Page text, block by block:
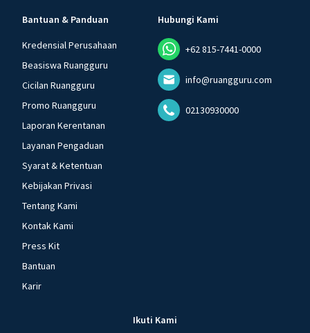
Bantuan & Panduan
Kredensial Perusahaan
Beasiswa Ruangguru
Cicilan Ruangguru
Promo Ruangguru
Laporan Kerentanan
Layanan Pengaduan
Syarat & Ketentuan
Kebijakan Privasi
Tentang Kami
Kontak Kami
Press Kit
Bantuan
Karir
Hubungi Kami
+62 815-7441-0000
info@ruangguru.com
02130930000
Ikuti Kami